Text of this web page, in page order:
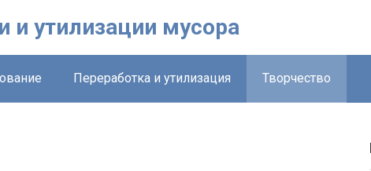
и утилизации мусора
Переработка и утилизация Творчество